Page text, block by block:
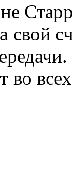
свой
во